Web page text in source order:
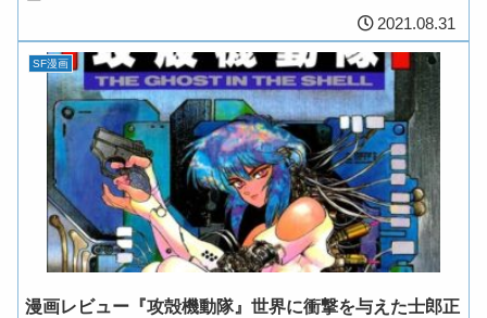
2021.08.31
SF漫画
漫画レビュー『攻殻機動隊』世界に衝撃を与えた士郎正